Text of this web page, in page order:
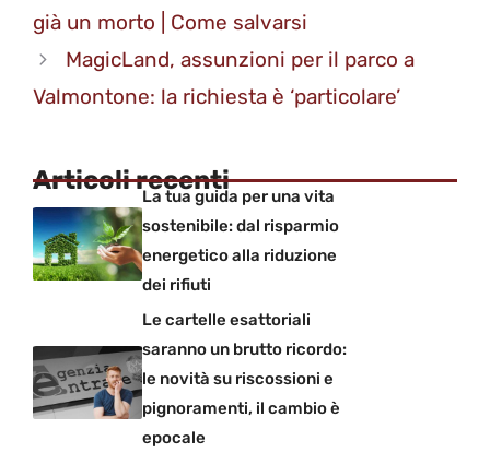
già un morto | Come salvarsi
MagicLand, assunzioni per il parco a
Valmontone: la richiesta è ‘particolare’
Articoli recenti
La tua guida per una vita
sostenibile: dal risparmio
energetico alla riduzione
dei rifiuti
Le cartelle esattoriali
saranno un brutto ricordo:
le novità su riscossioni e
pignoramenti, il cambio è
epocale